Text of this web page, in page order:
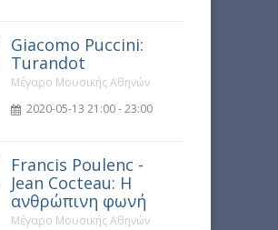
Giacomo Puccini:
Turandot
Μέγαρο Μουσικής Αθηνών
2020-05-13 21:00 - 23:00
Francis Poulenc -
Jean Cocteau: Η
ανθρώπινη φωνή
Μέγαρο Μουσικής Αθηνών